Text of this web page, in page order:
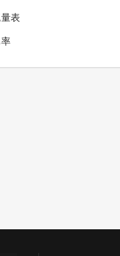
表